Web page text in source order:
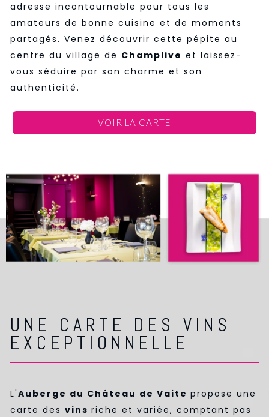
adresse incontournable pour tous les
amateurs de bonne cuisine et de moments
partagés. Venez découvrir cette pépite au
centre du village de Champlive et laissez-
vous séduire par son charme et son
authenticité.
VOIR LA CARTE
UNE CARTE DES VINS
EXCEPTIONNELLE
L'Auberge du Château de Vaite propose une
carte des vins riche et variée, comptant pas